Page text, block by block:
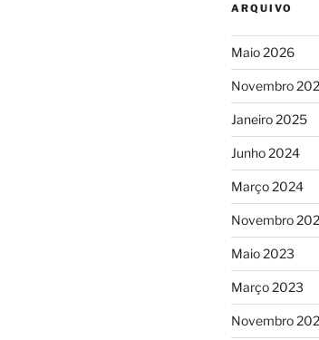
ARQUIVO
Maio 2026
Novembro
Janeiro 2025
Junho 2024
Março 2024
Novembro
Maio 2023
Março 2023
Novembro